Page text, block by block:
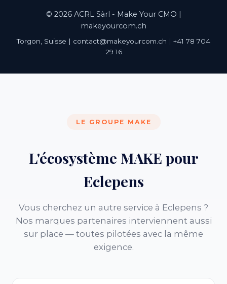
© 2026 ACRL Sàrl - Make Your CMO |
makeyourcom.ch
Torgon, Suisse | contact@makeyourcom.ch | +41 78 704
29 16
LE GROUPE MAKE
L'écosystème MAKE pour
Eclepens
Vous cherchez un autre service à Eclepens ?
Nos marques partenaires interviennent aussi
sur place — toutes pilotées avec la même
exigence.